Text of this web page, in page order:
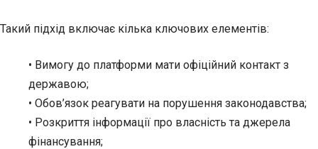
Такий підхід включає кілька ключових елементів:
• Вимогу до платформи мати офіційний контакт з
державою;
• Обов’язок реагувати на порушення законодавства;
• Розкриття інформації про власність та джерела
фінансування;